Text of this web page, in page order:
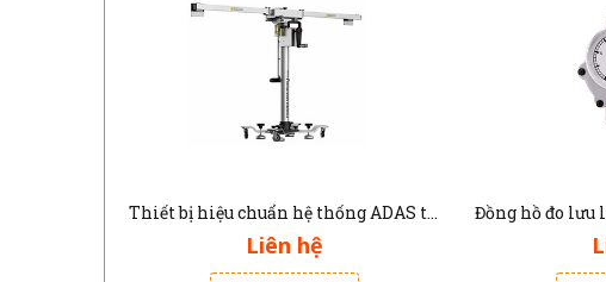
Thiết bị hiệu chuẩn hệ thống ADAS trên xe ôtô PX1000 Topdon
Liên hệ